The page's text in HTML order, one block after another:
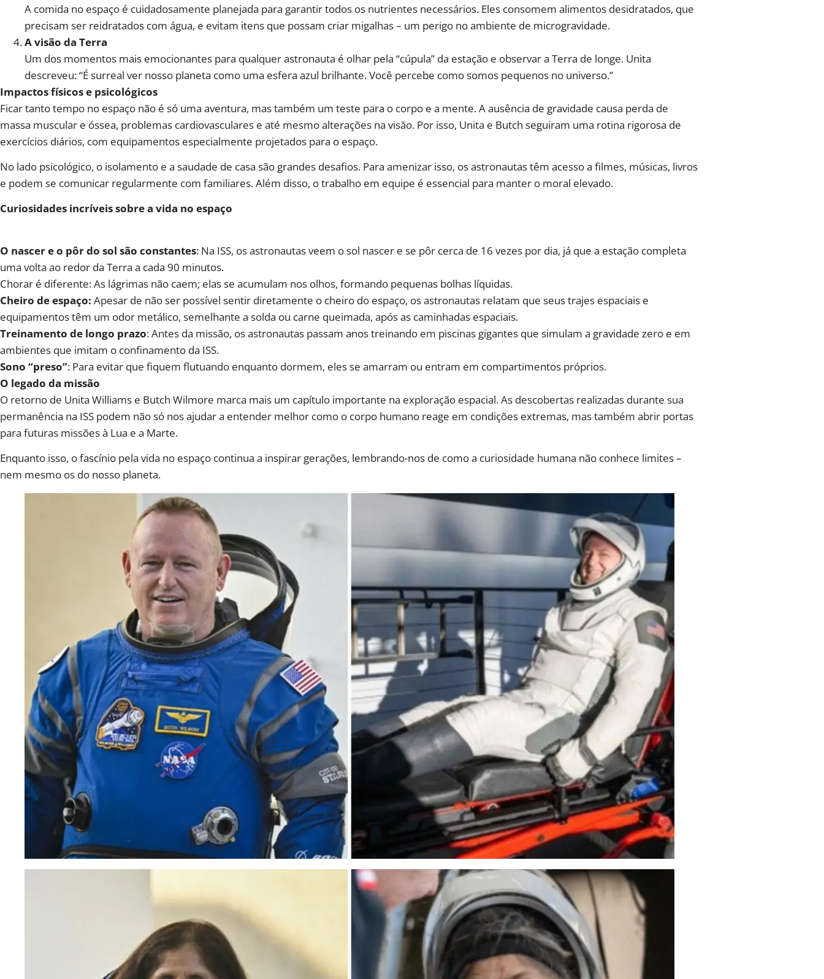
A comida no espaço é cuidadosamente planejada para garantir todos os nutrientes necessários. Eles consomem alimentos desidratados, que
precisam ser reidratados com água, e evitam itens que possam criar migalhas – um perigo no ambiente de microgravidade.
A visão da Terra
Um dos momentos mais emocionantes para qualquer astronauta é olhar pela “cúpula” da estação e observar a Terra de longe. Unita
descreveu: “É surreal ver nosso planeta como uma esfera azul brilhante. Você percebe como somos pequenos no universo.”
Impactos físicos e psicológicos
Ficar tanto tempo no espaço não é só uma aventura, mas também um teste para o corpo e a mente. A ausência de gravidade causa perda de
massa muscular e óssea, problemas cardiovasculares e até mesmo alterações na visão. Por isso, Unita e Butch seguiram uma rotina rigorosa de
exercícios diários, com equipamentos especialmente projetados para o espaço.
No lado psicológico, o isolamento e a saudade de casa são grandes desafios. Para amenizar isso, os astronautas têm acesso a filmes, músicas, livros
e podem se comunicar regularmente com familiares. Além disso, o trabalho em equipe é essencial para manter o moral elevado.
Curiosidades incríveis sobre a vida no espaço
O nascer e o pôr do sol são constantes: Na ISS, os astronautas veem o sol nascer e se pôr cerca de 16 vezes por dia, já que a estação completa
uma volta ao redor da Terra a cada 90 minutos.
Chorar é diferente: As lágrimas não caem; elas se acumulam nos olhos, formando pequenas bolhas líquidas.
Cheiro de espaço: Apesar de não ser possível sentir diretamente o cheiro do espaço, os astronautas relatam que seus trajes espaciais e
equipamentos têm um odor metálico, semelhante a solda ou carne queimada, após as caminhadas espaciais.
Treinamento de longo prazo: Antes da missão, os astronautas passam anos treinando em piscinas gigantes que simulam a gravidade zero e em
ambientes que imitam o confinamento da ISS.
Sono “preso”: Para evitar que fiquem flutuando enquanto dormem, eles se amarram ou entram em compartimentos próprios.
O legado da missão
O retorno de Unita Williams e Butch Wilmore marca mais um capítulo importante na exploração espacial. As descobertas realizadas durante sua
permanência na ISS podem não só nos ajudar a entender melhor como o corpo humano reage em condições extremas, mas também abrir portas
para futuras missões à Lua e a Marte.
Enquanto isso, o fascínio pela vida no espaço continua a inspirar gerações, lembrando-nos de como a curiosidade humana não conhece limites –
nem mesmo os do nosso planeta.